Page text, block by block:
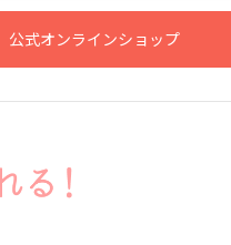
公式オンラインショップ